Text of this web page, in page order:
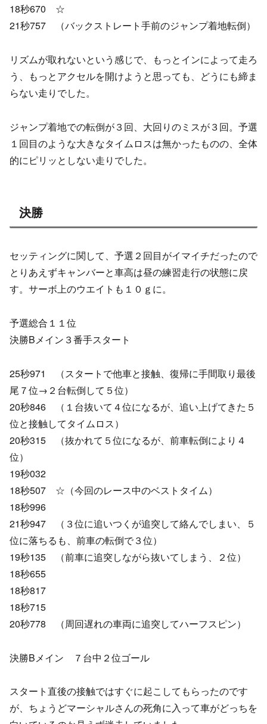
18秒670 ☆
21秒757 （バックストレート手前のジャンプ着地転倒）
リズムが取れないという感じで、もっとインによって走ろ
う、もっとアクセルを開けようと思っても、どうにも締ま
らない走りでした。
ジャンプ着地での転倒が３回、大回りのミスが３回。予選
１回目のような大きなタイムロスは無かったものの、全体
的にピリッとしない走りでした。
決勝
セッティングに関して、予選２回目がイマイチだったので
とりあえずキャンバーと車高は昼の練習走行の状態に戻
す。サーボ上のウエイトも１０ｇに。
予選総合１１位
決勝Bメイン３番手スタート
25秒971 （スタートで他車と接触、復帰に手間取り最後
尾７位→２台転倒して５位）
20秒846 （１台抜いて４位になるが、追い上げてきた５
位と接触してタイムロス）
20秒315 （抜かれて５位になるが、前車転倒により４
位）
19秒032
18秒507 ☆（今回のレース中のベストタイム）
18秒996
21秒947 （３位に追いつくが追突して絡んでしまい、５
位に落ちるも、前車の転倒で３位）
19秒135 （前車に追突しながら抜いてしまう、２位）
18秒655
18秒817
18秒715
20秒778 （周回遅れの車両に追突してハーフスピン）
決勝Bメイン ７台中２位ゴール
スタート直後の接触ではすぐに起こしてもらったのです
が、ちょうどマーシャルさんの死角に入って車がどっちを